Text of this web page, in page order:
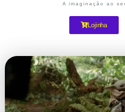
A imaginação ao
Lojinha